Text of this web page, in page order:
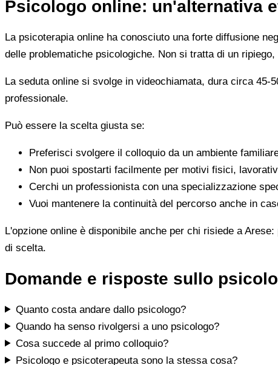
Psicologo online: un'alternativa
La psicoterapia online ha conosciuto una forte diffusione
delle problematiche psicologiche. Non si tratta di un
La seduta online si svolge in videochiamata, dura circa
professionale.
Può essere la scelta giusta se:
Preferisci svolgere il colloquio da un ambiente
Non puoi spostarti facilmente per motivi fisici,
Cerchi un professionista con una specializzazione
Vuoi mantenere la continuità del percorso anche in
L'opzione online è disponibile anche per chi risiede a
di scelta.
Domande e risposte sullo
Quanto costa andare dallo psicologo?
Quando ha senso rivolgersi a uno psicologo?
Cosa succede al primo colloquio?
Psicologo e psicoterapeuta sono la stessa cosa?